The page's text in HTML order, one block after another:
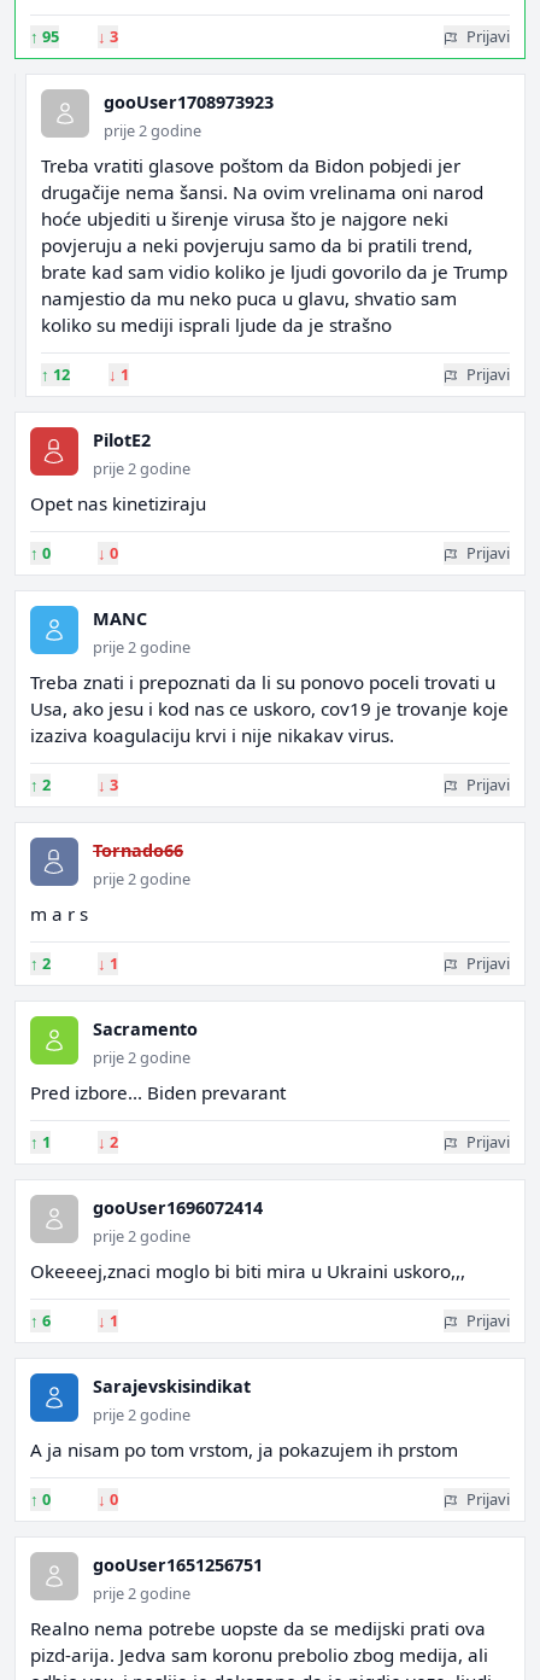
↑ 95 ↓ 3 Prijavi
gooUser1708973923
prije 2 godine
Treba vratiti glasove poštom da Bidon pobjedi jer
drugačije nema šansi. Na ovim vrelinama oni narod
hoće ubjediti u širenje virusa što je najgore neki
povjeruju a neki povjeruju samo da bi pratili trend,
brate kad sam vidio koliko je ljudi govorilo da je Trump
namjestio da mu neko puca u glavu, shvatio sam
koliko su mediji isprali ljude da je strašno
↑ 12 ↓ 1 Prijavi
PilotE2
prije 2 godine
Opet nas kinetiziraju
↑ 0 ↓ 0 Prijavi
MANC
prije 2 godine
Treba znati i prepoznati da li su ponovo poceli trovati u
Usa, ako jesu i kod nas ce uskoro, cov19 je trovanje koje
izaziva koagulaciju krvi i nije nikakav virus.
↑ 2 ↓ 3 Prijavi
Tornado66
prije 2 godine
m a r s
↑ 2 ↓ 1 Prijavi
Sacramento
prije 2 godine
Pred izbore... Biden prevarant
↑ 1 ↓ 2 Prijavi
gooUser1696072414
prije 2 godine
Okeeeej,znaci moglo bi biti mira u Ukraini uskoro,,,
↑ 6 ↓ 1 Prijavi
Sarajevskisindikat
prije 2 godine
A ja nisam po tom vrstom, ja pokazujem ih prstom
↑ 0 ↓ 0 Prijavi
gooUser1651256751
prije 2 godine
Realno nema potrebe uopste da se medijski prati ova
pizd-arija. Jedva sam koronu prebolio zbog medija, ali